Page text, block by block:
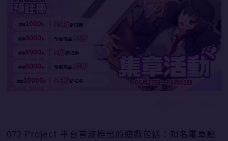
072 Project 平台首波推出的遊戲包括：知名電車癡